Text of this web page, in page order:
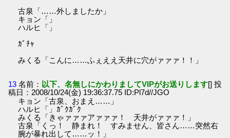
古泉「……外しましたか」
キョン「」
ハルヒ「」
ｶﾞﾁｬ
みくる「こんに……ふぇええ天井に穴がァァァ！！」
13 名前： 以下、名無しにかわりましてVIPがお送りします[] 投
稿日：2008/10/24(金) 19:36:37.75 ID:Pl7d//JGO
キョン「古泉、おまえ……」
ハルヒ「」ｶﾞｸｶﾞｸ
みくる「きゃァァァアァァァ！ 天井がァァァ！」
古泉「くっ！ 静まれ！ すみません、皆さん……突然右
腕が暴れ出して……ッ！」